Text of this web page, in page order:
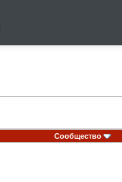
Сообщество